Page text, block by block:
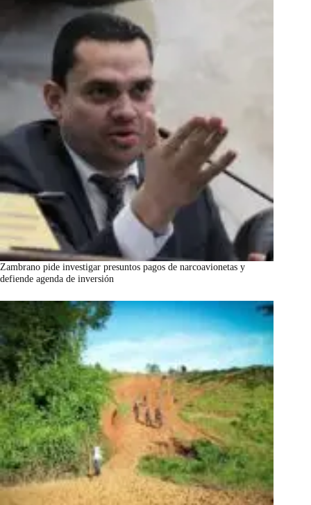
Zambrano pide investigar presuntos pagos de narcoavionetas y
defiende agenda de inversión